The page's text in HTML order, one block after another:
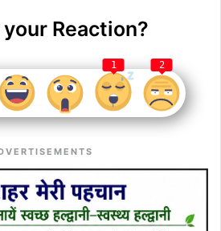
your Reaction?
1 2